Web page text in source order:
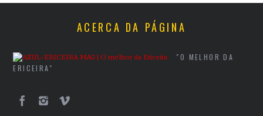
ACERCA DA PÁGINA
"O MELHOR DA
ERICEIRA"